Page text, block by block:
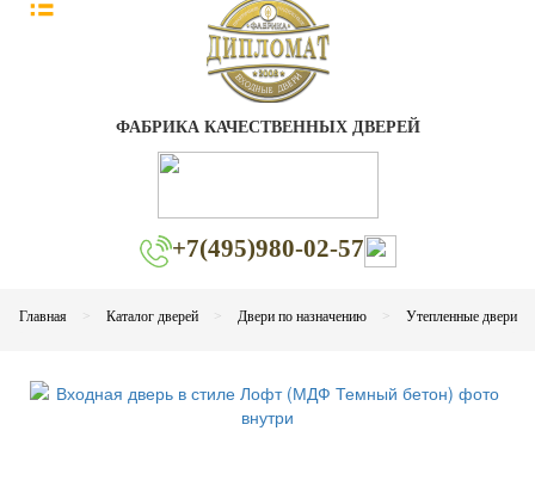
ФАБРИКА КАЧЕСТВЕННЫХ ДВЕРЕЙ
+7(495)980-02-57
Главная Каталог дверей Двери по назначению Утепленные двери